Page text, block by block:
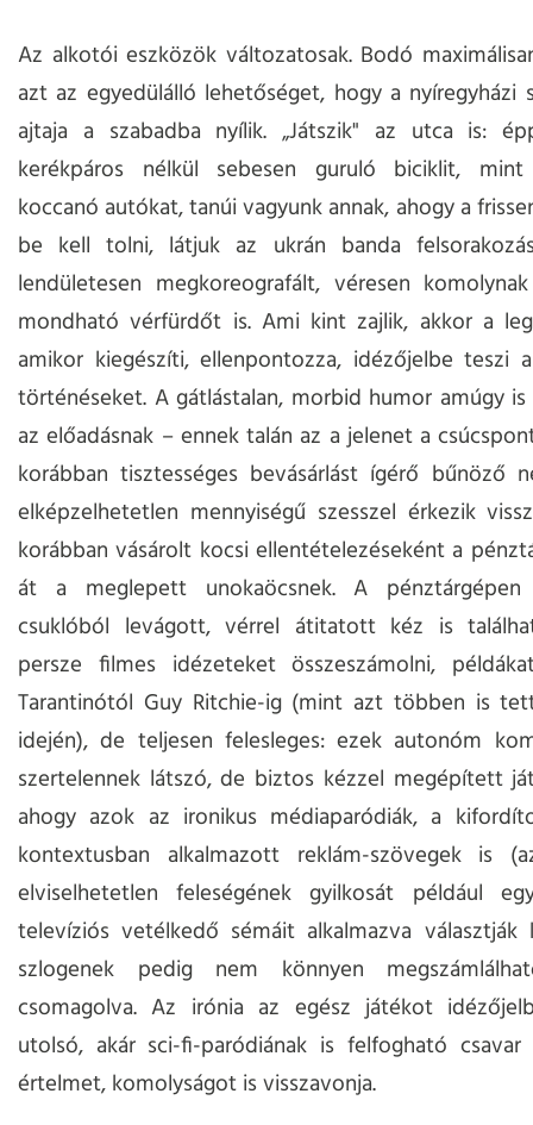
Az alkotói eszközök változatosak. Bodó
azt az egyedülálló lehetőséget, hogy a nyíregyházi
ajtaja a szabadba nyílik. „Játszik" az utca is:
kerékpáros nélkül sebesen guruló biciklit, mint
koccanó autókat, tanúi vagyunk annak, ahogy a
be kell tolni, látjuk az ukrán banda
lendületesen megkoreografált, véresen
mondható vérfürdőt is. Ami kint zajlik, akkor a
amikor kiegészíti, ellenpontozza, idézőjelbe teszi
történéseket. A gátlástalan, morbid humor amúgy
az előadásnak – ennek talán az a jelenet a
korábban tisztességes bevásárlást ígérő bűnöző
elképzelhetetlen mennyiségű szesszel érkezik
korábban vásárolt kocsi ellentételezéseként a
át a meglepett unokaöcsnek. A
csuklóból levágott, vérrel átitatott kéz is
persze filmes idézeteket összeszámolni,
Tarantinótól Guy Ritchie-ig (mint azt többen is
idején), de teljesen felesleges: ezek autonóm
szertelennek látszó, de biztos kézzel megépített
ahogy azok az ironikus médiaparódiák, a
kontextusban alkalmazott reklám-szövegek is
elviselhetetlen feleségének gyilkosát például
televíziós vetélkedő sémáit alkalmazva választják
szlogenek pedig nem könnyen
csomagolva. Az irónia az egész játékot
utolsó, akár sci-fi-paródiának is felfogható
értelmet, komolyságot is visszavonja.